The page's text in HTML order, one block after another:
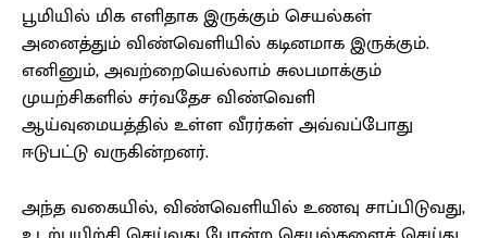
பூமியில் மிக எளிதாக இருக்கும் செயல்கள்
அனைத்தும் விண்வெளியில் கடினமாக இருக்கும்.
எனினும், அவற்றையெல்லாம் சுலபமாக்கும்
முயற்சிகளில் சர்வதேச விண்வெளி
ஆய்வுமையத்தில் உள்ள வீரர்கள் அவ்வப்போது
ஈடுபட்டு வருகின்றனர்.
அந்த வகையில், விண்வெளியில் உணவு சாப்பிடுவது,